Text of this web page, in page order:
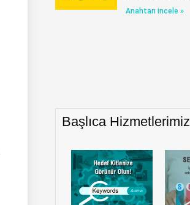
Anahtarı incele »
Başlıca Hizmetlerimiz